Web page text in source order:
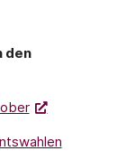
den